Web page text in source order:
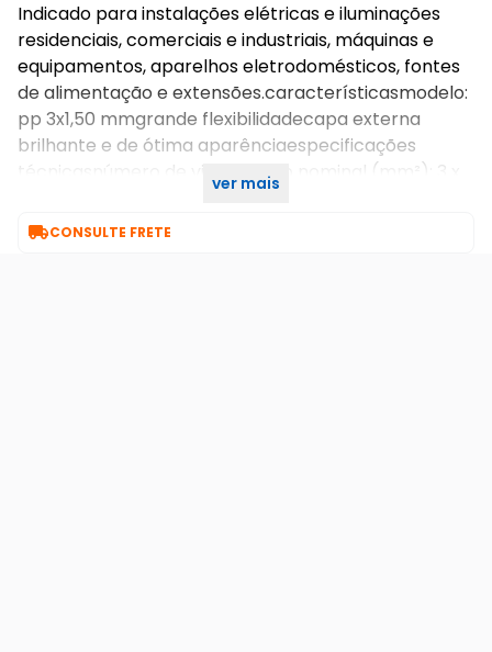
Indicado para instalações elétricas e iluminações
residenciais, comerciais e industriais, máquinas e
equipamentos, aparelhos eletrodomésticos, fontes
de alimentação e extensões.característicasmodelo:
pp 3x1,50 mmgrande flexibilidadecapa externa
brilhante e de ótima aparênciaespecificações
técnicasnúmero de vias: 3seção nominal (mm²): 3 x
ver mais
CONSULTE FRETE